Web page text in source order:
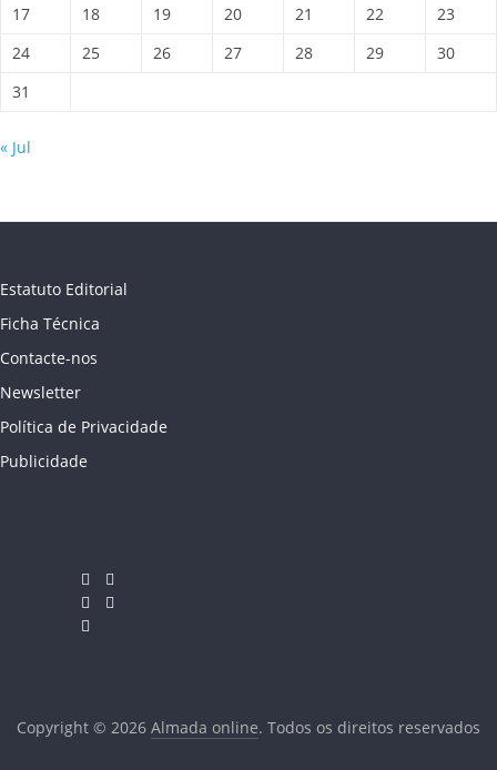
17
18 19 20 21 22
23
24
25 26 27 28 29
30
31
« Jul
Estatuto Editorial
Ficha Técnica
Contacte-nos
Newsletter
Política de Privacidade
Publicidade
Copyright © 2026 Almada online. Todos os direitos reservados